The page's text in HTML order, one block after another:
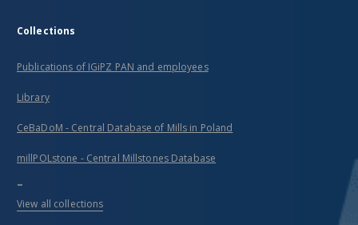
Collections
Publications of IGiPZ PAN and employees
Library
CeBaDoM - Central Database of Mills in Poland
millPOLstone - Central Millstones Database
...
View all collections